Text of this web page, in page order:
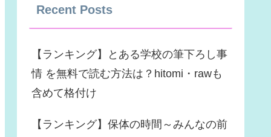
Recent Posts
【ランキング】とある学校の筆下ろし事
情 を無料で読む方法は？hitomi・rawも
含めて格付け
【ランキング】保体の時間～みんなの前